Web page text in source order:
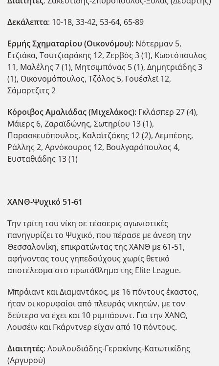
Δεκάλεπτα: 10-18, 33-42, 53-64, 65-89
Ερμής Σχηματαρίου (Οικονόμου): Νότερμαν 5,
Ετζιάκα, Τουτζιαράκης 12, Ζερβός 3 (1), Κωστόπουλος
11, Μαλέλης 7 (1), Μητσιμπόνας 5 (1), Δημητριάδης 3
(1), Οικονομόπουλος, Τζόλος 5, Γουέσλεϊ 12,
Σάμαρτζιτς 2
Κόροιβος Αμαλιάδας (Μιχελάκος): Γκλάσπερ 27 (4),
Μάιερς 6, Ζαραϊδώνης, Σωτηρίου 13 (1),
Παρασκευόπουλος, Καλαϊτζάκης 12 (2), Λεμπέσης,
Ράλλης 2, Αρνόκουρος 12, Βουλγαρόπουλος 4,
Ευσταθιάδης 13 (1)
ΧΑΝΘ-Ψυχικό 51-61
Την τρίτη του νίκη σε τέσσερις αγωνιστικές
πανηγυρίζει το Ψυχικό, που πέρασε με άνεση την
Θεσσαλονίκη, επικρατώντας της ΧΑΝΘ με 61-51,
αφήνοντας τους γηπεδούχους χωρίς θετικό
αποτέλεσμα στο πρωτάθλημα της Elite League.
Μπράιαντ και Διαμαντάκος, με 16 πόντους έκαστος,
ήταν οι κορυφαίοι από πλευράς νικητών, με τον
δεύτερο να έχει και 10 ριμπάουντ. Για την ΧΑΝΘ,
Λουσέιν και Γκάρντνερ είχαν από 10 πόντους.
Διαιτητές: Λουλουδιάδης-Γερακίνης-Κατωτικίδης
(Αργυρού)